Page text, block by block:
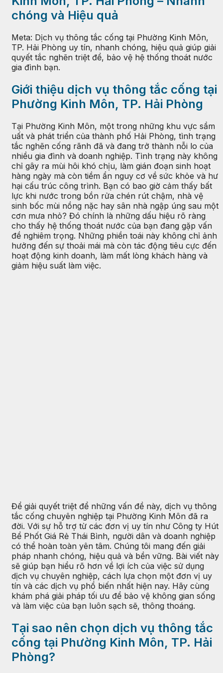
chóng và Hiệu quả
Meta: Dịch vụ thông tắc cống tại Phường Kinh Môn,
TP. Hải Phòng uy tín, nhanh chóng, hiệu quả giúp giải
quyết tắc nghẽn triệt để, bảo vệ hệ thống thoát nước
gia đình bạn.
Giới thiệu dịch vụ thông tắc cống tại
Phường Kinh Môn, TP. Hải Phòng
Tại Phường Kinh Môn, một trong những khu vực sầm
uất và phát triển của thành phố Hải Phòng, tình trạng
tắc nghẽn cống rãnh đã và đang trở thành nỗi lo của
nhiều gia đình và doanh nghiệp. Tình trạng này không
chỉ gây ra mùi hôi khó chịu, làm gián đoạn sinh hoạt
hàng ngày mà còn tiềm ẩn nguy cơ về sức khỏe và hư
hại cấu trúc công trình. Bạn có bao giờ cảm thấy bất
lực khi nước trong bồn rửa chén rút chậm, nhà vệ
sinh bốc mùi nồng nặc hay sân nhà ngập úng sau một
cơn mưa nhỏ? Đó chính là những dấu hiệu rõ ràng
cho thấy hệ thống thoát nước của bạn đang gặp vấn
đề nghiêm trọng. Những phiền toái này không chỉ ảnh
hưởng đến sự thoải mái mà còn tác động tiêu cực đến
hoạt động kinh doanh, làm mất lòng khách hàng và
giảm hiệu suất làm việc.
Để giải quyết triệt để những vấn đề này, dịch vụ thông
tắc cống chuyên nghiệp tại Phường Kinh Môn đã ra
đời. Với sự hỗ trợ từ các đơn vị uy tín như Công ty Hút
Bể Phốt Giá Rẻ Thái Bình, người dân và doanh nghiệp
có thể hoàn toàn yên tâm. Chúng tôi mang đến giải
pháp nhanh chóng, hiệu quả và bền vững. Bài viết này
sẽ giúp bạn hiểu rõ hơn về lợi ích của việc sử dụng
dịch vụ chuyên nghiệp, cách lựa chọn một đơn vị uy
tín và các dịch vụ phổ biến nhất hiện nay. Hãy cùng
khám phá giải pháp tối ưu để bảo vệ không gian sống
và làm việc của bạn luôn sạch sẽ, thông thoáng.
Tại sao nên chọn dịch vụ thông tắc
cống tại Phường Kinh Môn, TP. Hải
Phòng?